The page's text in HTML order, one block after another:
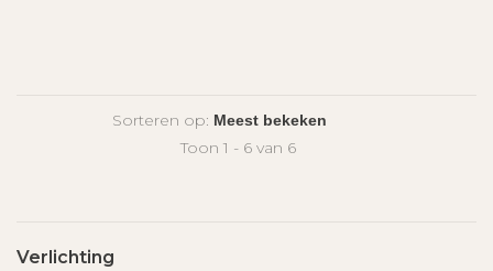
Sorteren op:
Toon 1 - 6 van 6
Verlichting